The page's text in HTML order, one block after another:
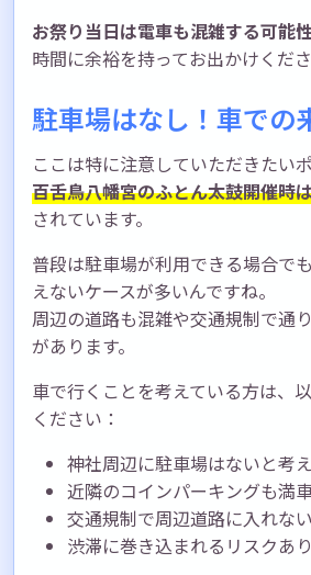
お祭り当日は電車も混雑する可能
時間に余裕を持ってお出かけくださ
駐車場はなし！車での
ここは特に注意していただきたい
百舌鳥八幡宮のふとん太鼓開催時
されています。
普段は駐車場が利用できる場合で
えないケースが多いんですね。
周辺の道路も混雑や交通規制で通
があります。
車で行くことを考えている方は、
ください：
神社周辺に駐車場はないと考
近隣のコインパーキングも満
交通規制で周辺道路に入れな
渋滞に巻き込まれるリスクあり